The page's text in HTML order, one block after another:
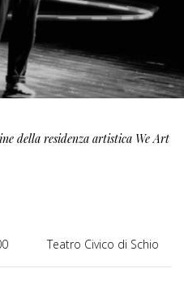
della residenza artistica We Art
Teatro Civico di Schio